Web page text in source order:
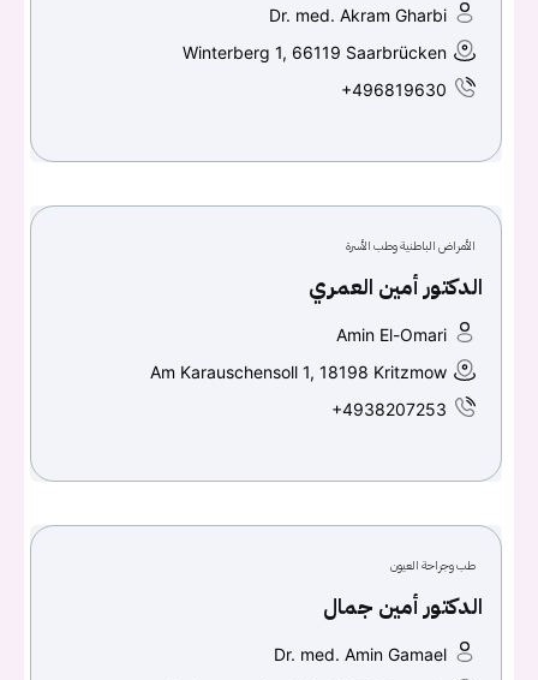
Dr. med. Akram Gharbi
Winterberg 1, 66119 Saarbrücken
+496819630
الأمراض الباطنية وطب الأسرة
الدكتور أمين العمري
Amin El-Omari
Am Karauschensoll 1, 18198 Kritzmow
+4938207253
طب وجراحة العيون
الدكتور أمين جمال
Dr. med. Amin Gamael